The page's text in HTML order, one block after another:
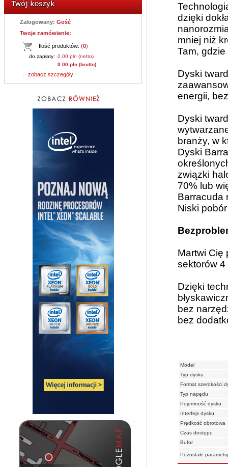
Zalogowany: Gość
Twoje zamówienie:
Ilość produktów: (0)
do zapłaty: 0.00 pln (netto)
0.00 pln (brutto)
zobacz szczegóły
dzięki
mniej niż
Tam,
Dyski
energii,
Dyski
branży, w
Dyski
związki
70% lub
Barracuda
Niski
Martwi Cię
sektorów
Dzięki
bez
bez
Model
Typ dysku
Format szerokości
Typ napędu
Pojemność dysku
Interfejs dysku
Prędkość obrotowa
Czas dostępu
Bufor
Pozostałe parametry